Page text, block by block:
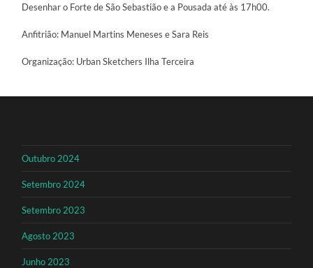
Desenhar o Forte de São Sebastião e a Pousada até às 17h00.
Anfitrião: Manuel Martins Meneses e Sara Reis
Organização: Urban Sketchers Ilha Terceira
Outubro 2024
Setembro 2024
Setembro 2023
Agosto 2023
Junho 2023